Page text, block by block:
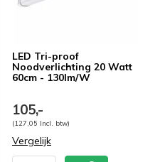
LED Tri-proof
Noodverlichting 20 Watt
60cm - 130lm/W
105,-
(127,05 Incl. btw)
Vergelijk